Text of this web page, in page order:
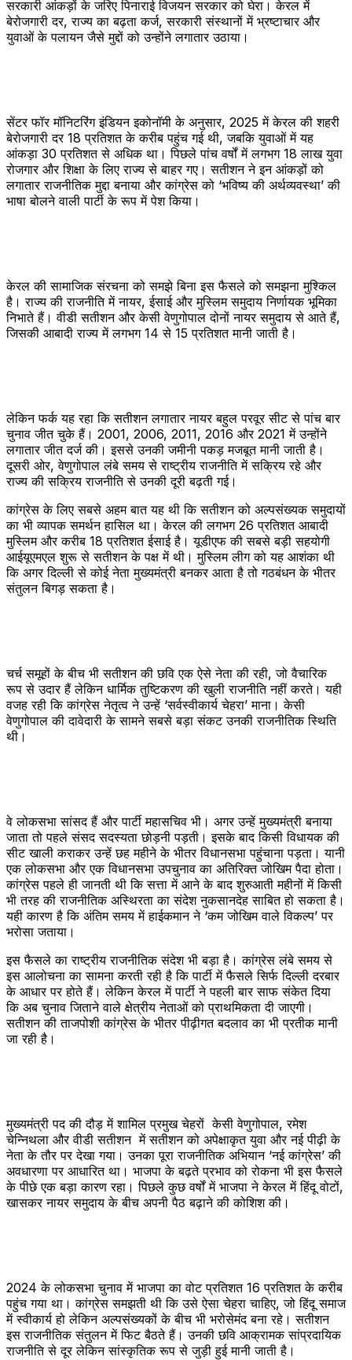
सरकारी आंकड़ों के जरिए पिनाराई विजयन सरकार को घेरा। केरल में
बेरोजगारी दर, राज्य का बढ़ता कर्ज, सरकारी संस्थानों में भ्रष्टाचार और
युवाओं के पलायन जैसे मुद्दों को उन्होंने लगातार उठाया।
सेंटर फॉर मॉनिटरिंग इंडियन इकोनॉमी के अनुसार, 2025 में केरल की शहरी
बेरोजगारी दर 18 प्रतिशत के करीब पहुंच गई थी, जबकि युवाओं में यह
आंकड़ा 30 प्रतिशत से अधिक था। पिछले पांच वर्षों में लगभग 18 लाख युवा
रोजगार और शिक्षा के लिए राज्य से बाहर गए। सतीशन ने इन आंकड़ों को
लगातार राजनीतिक मुद्दा बनाया और कांग्रेस को ‘भविष्य की अर्थव्यवस्था’ की
भाषा बोलने वाली पार्टी के रूप में पेश किया।
केरल की सामाजिक संरचना को समझे बिना इस फैसले को समझना मुश्किल
है। राज्य की राजनीति में नायर, ईसाई और मुस्लिम समुदाय निर्णायक भूमिका
निभाते हैं। वीडी सतीशन और केसी वेणुगोपाल दोनों नायर समुदाय से आते हैं,
जिसकी आबादी राज्य में लगभग 14 से 15 प्रतिशत मानी जाती है।
लेकिन फर्क यह रहा कि सतीशन लगातार नायर बहुल परवूर सीट से पांच बार
चुनाव जीत चुके हैं। 2001, 2006, 2011, 2016 और 2021 में उन्होंने
लगातार जीत दर्ज की। इससे उनकी जमीनी पकड़ मजबूत मानी जाती है।
दूसरी ओर, वेणुगोपाल लंबे समय से राष्ट्रीय राजनीति में सक्रिय रहे और
राज्य की सक्रिय राजनीति से उनकी दूरी बढ़ती गई।
कांग्रेस के लिए सबसे अहम बात यह थी कि सतीशन को अल्पसंख्यक समुदायों
का भी व्यापक समर्थन हासिल था। केरल की लगभग 26 प्रतिशत आबादी
मुस्लिम और करीब 18 प्रतिशत ईसाई है। यूडीएफ की सबसे बड़ी सहयोगी
आईयूएमएल शुरू से सतीशन के पक्ष में थी। मुस्लिम लीग को यह आशंका थी
कि अगर दिल्ली से कोई नेता मुख्यमंत्री बनकर आता है तो गठबंधन के भीतर
संतुलन बिगड़ सकता है।
चर्च समूहों के बीच भी सतीशन की छवि एक ऐसे नेता की रही, जो वैचारिक
रूप से उदार हैं लेकिन धार्मिक तुष्टिकरण की खुली राजनीति नहीं करते। यही
वजह रही कि कांग्रेस नेतृत्व ने उन्हें ‘सर्वस्वीकार्य चेहरा’ माना। केसी
वेणुगोपाल की दावेदारी के सामने सबसे बड़ा संकट उनकी राजनीतिक स्थिति
थी।
वे लोकसभा सांसद हैं और पार्टी महासचिव भी। अगर उन्हें मुख्यमंत्री बनाया
जाता तो पहले संसद सदस्यता छोड़नी पड़ती। इसके बाद किसी विधायक की
सीट खाली कराकर उन्हें छह महीने के भीतर विधानसभा पहुंचाना पड़ता। यानी
एक लोकसभा और एक विधानसभा उपचुनाव का अतिरिक्त जोखिम पैदा होता।
कांग्रेस पहले ही जानती थी कि सत्ता में आने के बाद शुरुआती महीनों में किसी
भी तरह की राजनीतिक अस्थिरता का संदेश नुकसानदेह साबित हो सकता है।
यही कारण है कि अंतिम समय में हाईकमान ने ‘कम जोखिम वाले विकल्प’ पर
भरोसा जताया।
इस फैसले का राष्ट्रीय राजनीतिक संदेश भी बड़ा है। कांग्रेस लंबे समय से
इस आलोचना का सामना करती रही है कि पार्टी में फैसले सिर्फ दिल्ली दरबार
के आधार पर होते हैं। लेकिन केरल में पार्टी ने पहली बार साफ संकेत दिया
कि अब चुनाव जिताने वाले क्षेत्रीय नेताओं को प्राथमिकता दी जाएगी।
सतीशन की ताजपोशी कांग्रेस के भीतर पीढ़ीगत बदलाव का भी प्रतीक मानी
जा रही है।
मुख्यमंत्री पद की दौड़ में शामिल प्रमुख चेहरों केसी वेणुगोपाल, रमेश
चेन्निथला और वीडी सतीशन में सतीशन को अपेक्षाकृत युवा और नई पीढ़ी के
नेता के तौर पर देखा गया। उनका पूरा राजनीतिक अभियान ‘नई कांग्रेस’ की
अवधारणा पर आधारित था। भाजपा के बढ़ते प्रभाव को रोकना भी इस फैसले
के पीछे एक बड़ा कारण रहा। पिछले कुछ वर्षों में भाजपा ने केरल में हिंदू वोटों,
खासकर नायर समुदाय के बीच अपनी पैठ बढ़ाने की कोशिश की।
2024 के लोकसभा चुनाव में भाजपा का वोट प्रतिशत 16 प्रतिशत के करीब
पहुंच गया था। कांग्रेस समझती थी कि उसे ऐसा चेहरा चाहिए, जो हिंदू समाज
में स्वीकार्य हो लेकिन अल्पसंख्यकों के बीच भी भरोसेमंद बना रहे। सतीशन
इस राजनीतिक संतुलन में फिट बैठते हैं। उनकी छवि आक्रामक सांप्रदायिक
राजनीति से दूर लेकिन सांस्कृतिक रूप से जुड़ी हुई मानी जाती है।